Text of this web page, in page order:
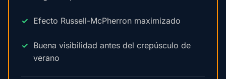
Efecto Russell-McPherron maximizado
Buena visibilidad antes del crepúsculo de
verano